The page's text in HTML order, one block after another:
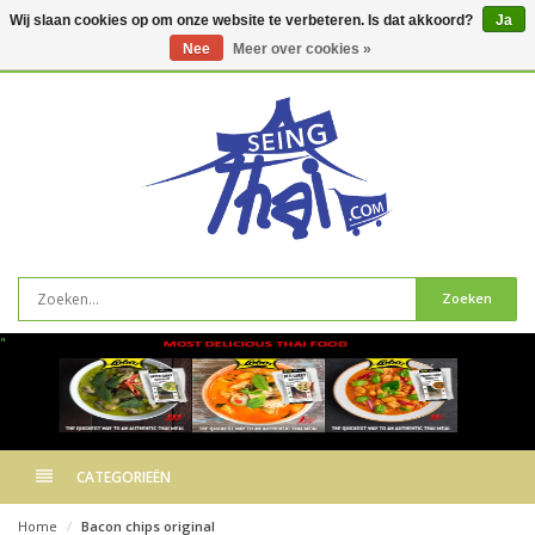
Zoeken
"
CATEGORIEËN
Home Bacon chips original
Wij slaan cookies op om onze website te verbeteren. Is dat akkoord?
Ja
Nee
Meer over cookies »